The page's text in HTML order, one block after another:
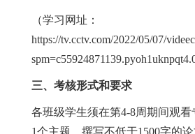
（学习网址：
https://tv.cctv.com/2022/05/07/
三、考核形式和要求
各班级学生须在第4-8周期间观
1个主题，撰写不低于1500字的